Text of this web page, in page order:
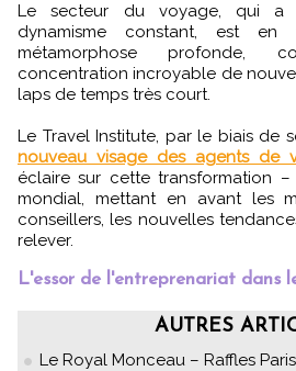
Le secteur du voyage, qui a longtemps joui d'un
dynamisme constant, est
métamorphose profonde,
concentration incroyable de
laps de temps très court.
Le Travel Institute, par le biais de
nouveau visage des agents de
éclaire sur cette transformation –
mondial, mettant en avant les
conseillers, les nouvelles
relever.
L'essor de l'entreprenariat dans
AUTRES
Le Royal Monceau – Raffles